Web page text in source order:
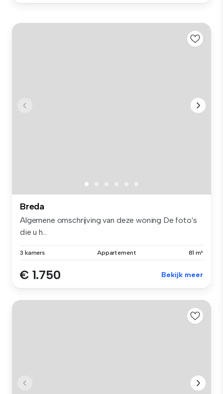
Breda
Algemene omschrijving van deze woning De foto's
die u h...
3 kamers Appartement 81 m²
€ 1.750 Bekijk meer